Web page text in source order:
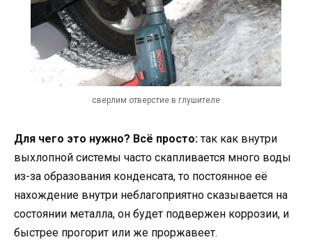
сверлим отверстие в глушителе
Для чего это нужно? Всё просто: так как внутри
выхлопной системы часто скапливается много воды
из-за образования конденсата, то постоянное её
нахождение внутри неблагоприятно сказывается на
состоянии металла, он будет подвержен коррозии, и
быстрее прогорит или же проржавеет.